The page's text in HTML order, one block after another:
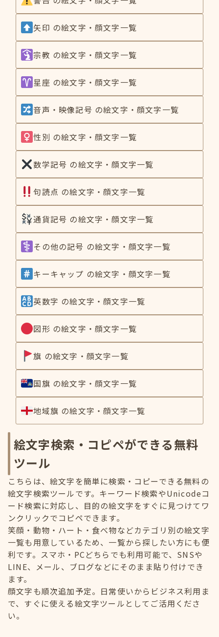
矢印 の絵文字・顔文字一覧
宗教 の絵文字・顔文字一覧
星座 の絵文字・顔文字一覧
音声・映像記号 の絵文字・顔文字一覧
性別 の絵文字・顔文字一覧
数学記号 の絵文字・顔文字一覧
句読点 の絵文字・顔文字一覧
通貨記号 の絵文字・顔文字一覧
その他の記号 の絵文字・顔文字一覧
キーキャップ の絵文字・顔文字一覧
英数字 の絵文字・顔文字一覧
図形 の絵文字・顔文字一覧
旗 の絵文字・顔文字一覧
国旗 の絵文字・顔文字一覧
地域旗 の絵文字・顔文字一覧
絵文字検索・コピペができる無料
ツール
こちらは、絵文字を簡単に検索・コピーできる無料の
絵文字検索ツールです。キーワード検索やUnicodeコ
ード検索に対応し、目的の絵文字をすぐに見つけてワ
ンクリックでコピペできます。
笑顔・動物・ハート・食べ物などカテゴリ別の絵文字
一覧も用意しているため、一覧から探したい方にも便
利です。スマホ・PCどちらでも利用可能で、SNSや
LINE、メール、ブログなどにそのまま貼り付けでき
ます。
顔文字も順次追加予定。日常使いからビジネス利用ま
で、すぐに使える絵文字ツールとしてご活用くださ
い。